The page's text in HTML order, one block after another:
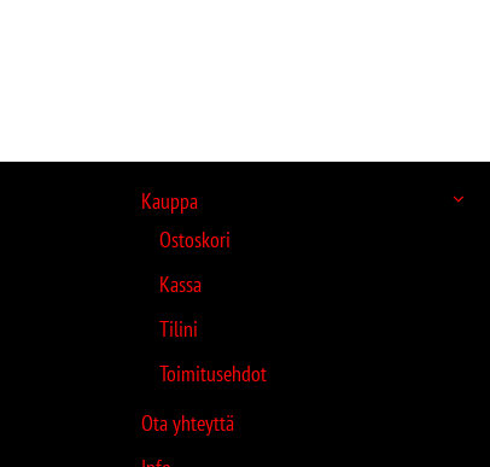
Kauppa
Ostoskori
Kassa
Tilini
Toimitusehdot
Ota yhteyttä